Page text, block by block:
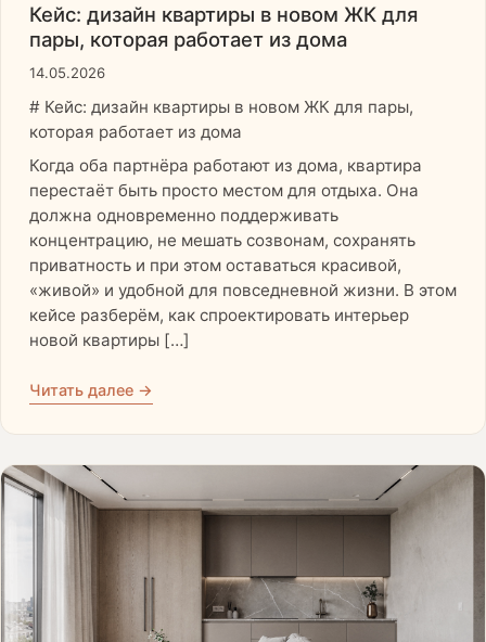
Кейс: дизайн квартиры в новом ЖК для
пары, которая работает из дома
14.05.2026
# Кейс: дизайн квартиры в новом ЖК для пары,
которая работает из дома
Когда оба партнёра работают из дома, квартира
перестаёт быть просто местом для отдыха. Она
должна одновременно поддерживать
концентрацию, не мешать созвонам, сохранять
приватность и при этом оставаться красивой,
«живой» и удобной для повседневной жизни. В этом
кейсе разберём, как спроектировать интерьер
новой квартиры […]
Читать далее →